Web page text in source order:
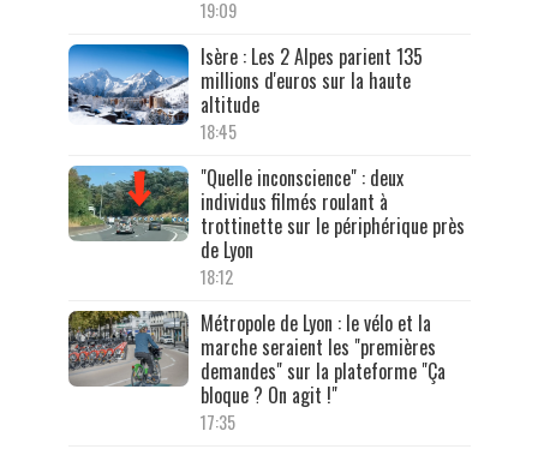
19:09
Isère : Les 2 Alpes parient 135
millions d'euros sur la haute
altitude
18:45
"Quelle inconscience" : deux
individus filmés roulant à
trottinette sur le périphérique près
de Lyon
18:12
Métropole de Lyon : le vélo et la
marche seraient les "premières
demandes" sur la plateforme "Ça
bloque ? On agit !"
17:35